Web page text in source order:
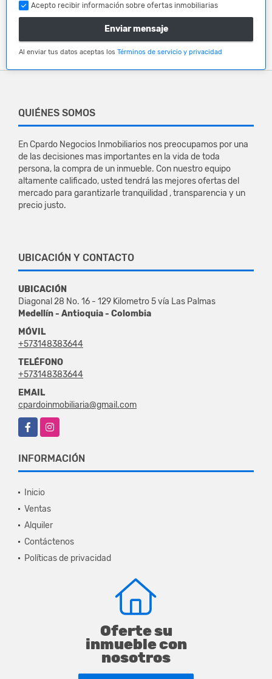
Acepto recibir información sobre ofertas inmobiliarias
Enviar mensaje
Al enviar tus datos aceptas los Términos de servicio y privacidad
QUIÉNES SOMOS
En Cpardo Negocios Inmobiliarios nos preocupamos por una
de las decisiones mas importantes en la vida de toda
persona, la compra de un inmueble. Con nuestro equipo
altamente calificado, usted tendrá las mejores ofertas del
mercado para garantizarle tranquilidad , transparencia y un
precio justo.
UBICACIÓN Y CONTACTO
UBICACIÓN
Diagonal 28 No. 16 - 129 Kilometro 5 vía Las Palmas
Medellín - Antioquia - Colombia
MÓVIL
+573148383644
TELÉFONO
+573148383644
EMAIL
cpardoinmobiliaria@gmail.com
FacebookInstagram
INFORMACIÓN
Inicio
Ventas
Alquiler
Contáctenos
Políticas de privacidad
Oferte su
inmueble con
nosotros